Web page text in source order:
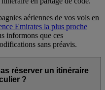
aériennes de vos vols en
Emirates la plus proche
informons que ces
sans préavis.
réserver un itinéraire
?